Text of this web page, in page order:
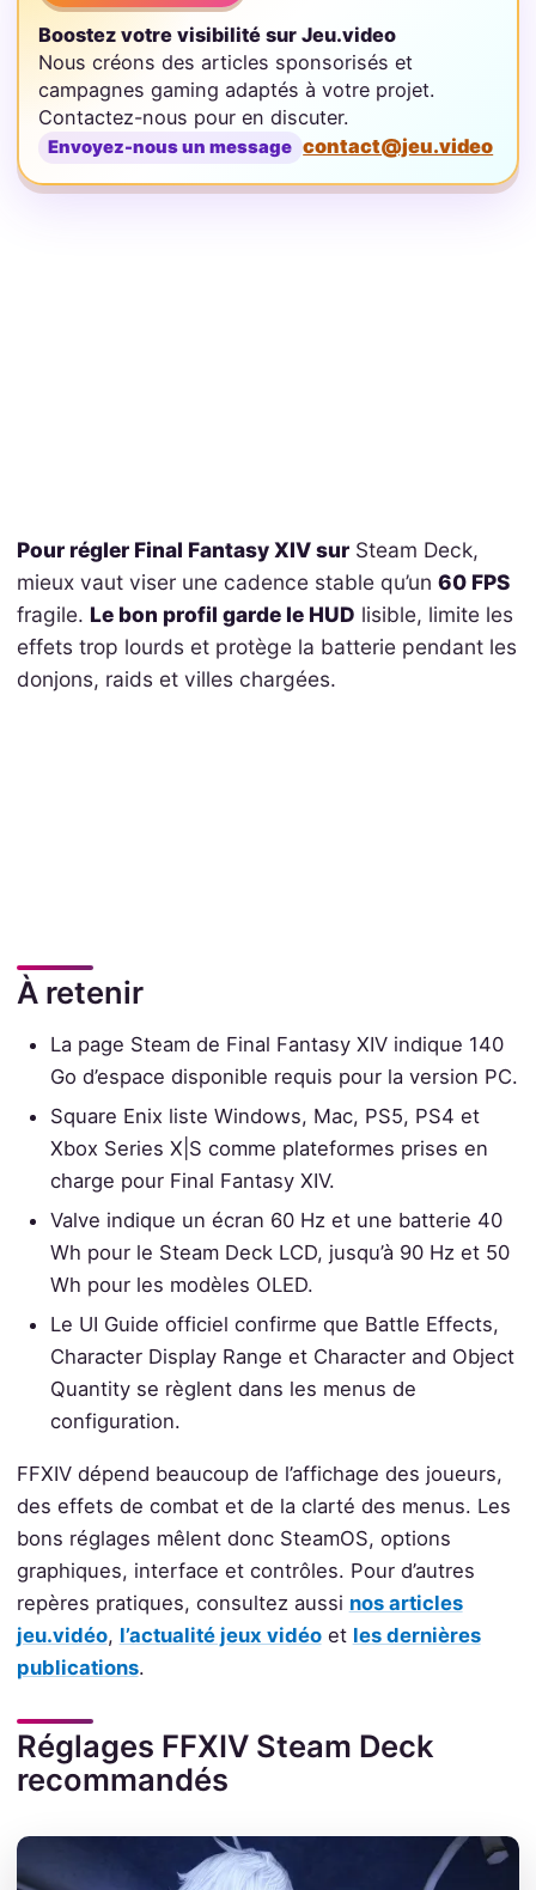
Boostez votre visibilité sur Jeu.video
Nous créons des articles sponsorisés et
campagnes gaming adaptés à votre projet.
Contactez-nous pour en discuter.
Envoyez-nous un message contact@jeu.video
Pour régler Final Fantasy XIV surSteam Deck,
mieux vaut viser une cadence stable qu’un 60 FPS
fragile. Le bon profil garde le HUD lisible, limite les
effets trop lourds et protège la batterie pendant les
donjons, raids et villes chargées.
À retenir
La page Steam de Final Fantasy XIV indique 140
Go d’espace disponible requis pour la version PC.
Square Enix liste Windows, Mac, PS5, PS4 et
Xbox Series X|S comme plateformes prises en
charge pour Final Fantasy XIV.
Valve indique un écran 60 Hz et une batterie 40
Wh pour le Steam Deck LCD, jusqu’à 90 Hz et 50
Wh pour les modèles OLED.
Le UI Guide officiel confirme que Battle Effects,
Character Display Range et Character and Object
Quantity se règlent dans les menus de
configuration.
FFXIV dépend beaucoup de l’affichage des joueurs,
des effets de combat et de la clarté des menus. Les
bons réglages mêlent donc SteamOS, options
graphiques, interface et contrôles. Pour d’autres
repères pratiques, consultez aussi nos articles
jeu.vidéo, l’actualité jeux vidéoet les dernières
publications.
Réglages FFXIV Steam Deck
recommandés